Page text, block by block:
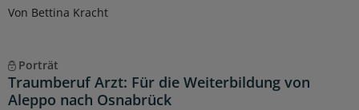
Von Bettina Kracht
Porträt
Traumberuf Arzt: Für die Weiterbildung von
Aleppo nach Osnabrück